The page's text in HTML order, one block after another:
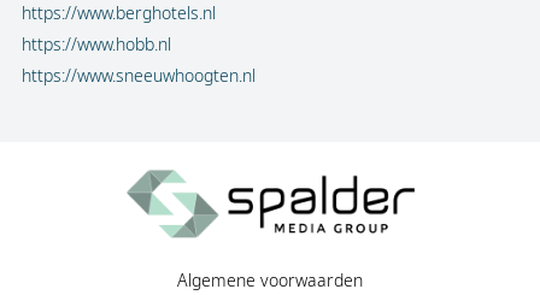
https://www.berghotels.nl
https://www.hobb.nl
https://www.sneeuwhoogten.nl
Algemene voorwaarden